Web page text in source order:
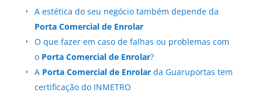
A estética do seu negócio também depende da
Porta Comercial de Enrolar
O que fazer em caso de falhas ou problemas com
o Porta Comercial de Enrolar?
A Porta Comercial de Enrolarda Guaruportas tem
certificação do INMETRO